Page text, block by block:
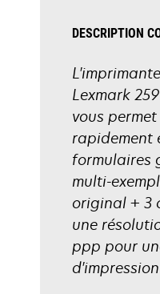
DESCRIPTION
Lexmark
vous
rapidement
formulaires
multi-
original + 3
une
ppp pour